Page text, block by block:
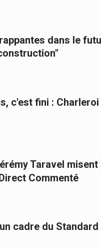
dans le
c'est fini :
Taravel
Commenté
cadre du